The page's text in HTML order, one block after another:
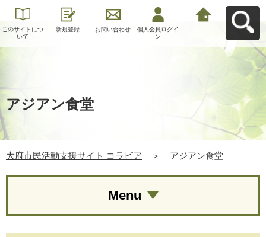
このサイトにつ
いて
新規登録 お問い合わせ
個人会員ログイ
ン
アジアン食堂
大府市民活動支援サイト コラビア ＞ アジアン食堂
Menu